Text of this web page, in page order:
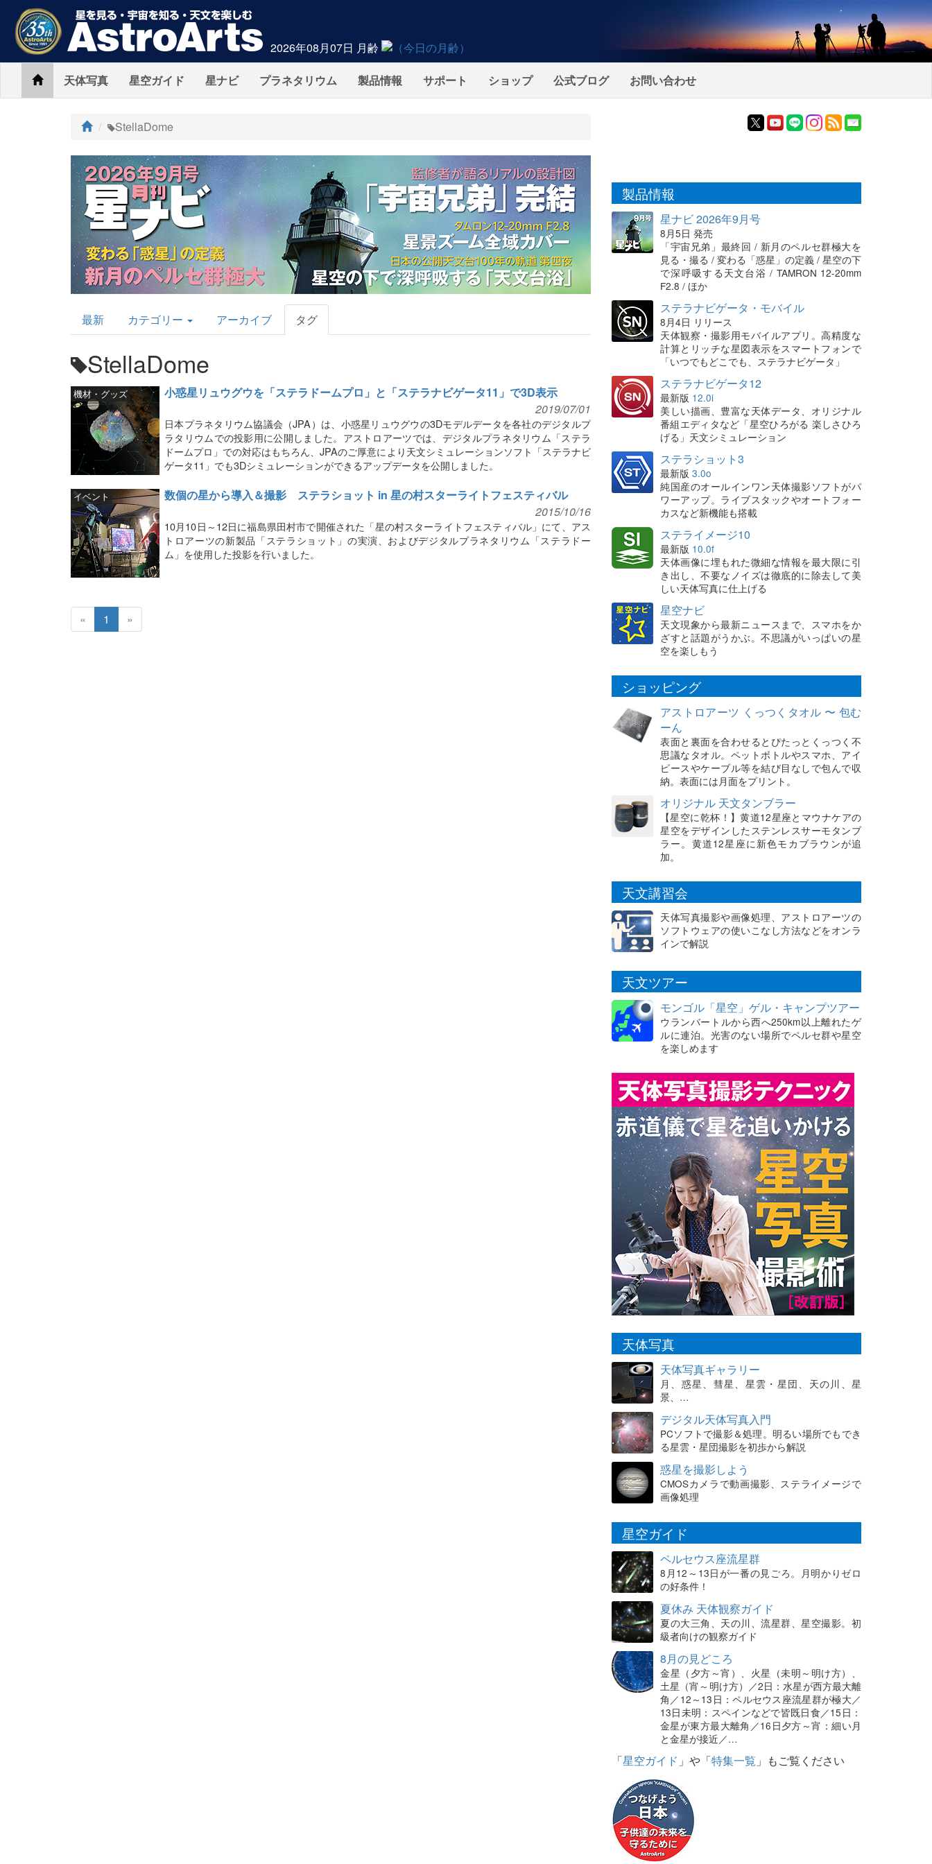
2026年08月07日 月齢
Home天体写真 星空ガイド 星ナビ プラネタリウム 製品情報 サポート ショップ 公式ブログ お問い合わせ
ト
プ
StellaDome
AstroArts
Topics
最新 カテゴリー アーカイブ タグ
StellaDome
小惑星リュウグウを「ステラドームプロ」と「ステラナビゲータ11」で3D表示
機材・グッズ
2019/07/01
日本プラネタリウム協議会（JPA）は、小惑星リュウグウの3Dモデルデータを各社のデジタルプ
ラタリウムでの投影用に公開しました。アストロアーツでは、デジタルプラネタリウム「ステラ
ドームプロ」での対応はもちろん、JPAのご厚意により天文シミュレーションソフト「ステラナビ
ゲータ11」でも3Dシミュレーションができるアップデータを公開しました。
数個の星から導入＆撮影 ステラショット in 星の村スターライトフェスティバル
イベント
2015/10/16
10月10日～12日に福島県田村市で開催された「星の村スターライトフェスティバル」にて、アス
トロアーツの新製品「ステラショット」の実演、およびデジタルプラネタリウム「ステラドー
ム」を使用した投影を行いました。
« 1 »
製品情報
星ナビ 2026年9月号
8月5日 発売
「宇宙兄弟」最終回 / 新月のペルセ群極大を
見る・撮る / 変わる「惑星」の定義 / 星空の下
で深呼吸する天文台浴 / TAMRON 12-20mm
F2.8 / ほか
ステラナビゲータ・モバイル
8月4日 リリース
天体観察・撮影用モバイルアプリ。高精度な
計算とリッチな星図表示をスマートフォンで
「いつでもどこでも、ステラナビゲータ」
ステラナビゲータ12
最新版 12.0i
美しい描画、豊富な天体データ、オリジナル
番組エディタなど「星空ひろがる 楽しさひろ
げる」天文シミュレーション
ステラショット3
最新版 3.0o
純国産のオールインワン天体撮影ソフトがパ
ワーアップ。ライブスタックやオートフォー
カスなど新機能も搭載
ステライメージ10
最新版 10.0f
天体画像に埋もれた微細な情報を最大限に引
き出し、不要なノイズは徹底的に除去して美
しい天体写真に仕上げる
星空ナビ
天文現象から最新ニュースまで、スマホをか
ざすと話題がうかぶ。不思議がいっぱいの星
空を楽しもう
ショッピング
アストロアーツ くっつくタオル 〜 包む
ーん
表面と裏面を合わせるとぴたっとくっつく不
思議なタオル。ペットボトルやスマホ、アイ
ピースやケーブル等を結び目なしで包んで収
納。表面には月面をプリント。
オリジナル 天文タンブラー
【星空に乾杯！】黄道12星座とマウナケアの
星空をデザインしたステンレスサーモタンブ
ラー。黄道12星座に新色モカブラウンが追
加。
天文講習会
天体写真撮影や画像処理、アストロアーツの
ソフトウェアの使いこなし方法などをオンラ
インで解説
天文ツアー
モンゴル「星空」ゲル・キャンプツアー
ウランバートルから西へ250km以上離れたゲ
ルに連泊。光害のない場所でペルセ群や星空
を楽しめます
天体写真
天体写真ギャラリー
月、惑星、彗星、星雲・星団、天の川、星
景、…
デジタル天体写真入門
PCソフトで撮影＆処理。明るい場所でもでき
る星雲・星団撮影を初歩から解説
惑星を撮影しよう
CMOSカメラで動画撮影、ステライメージで
画像処理
星空ガイド
ペルセウス座流星群
8月12～13日が一番の見ごろ。月明かりゼロ
の好条件！
夏休み 天体観察ガイド
夏の大三角、天の川、流星群、星空撮影。初
級者向けの観察ガイド
8月の見どころ
金星（夕方～宵）、火星（未明～明け方）、
土星（宵～明け方）／2日：水星が西方最大離
角／12～13日：ペルセウス座流星群が極大／
13日未明：スペインなどで皆既日食／15日：
金星が東方最大離角／16日夕方～宵：細い月
と金星が接近／…
「星空ガイド 」や「特集一覧 」もご覧ください